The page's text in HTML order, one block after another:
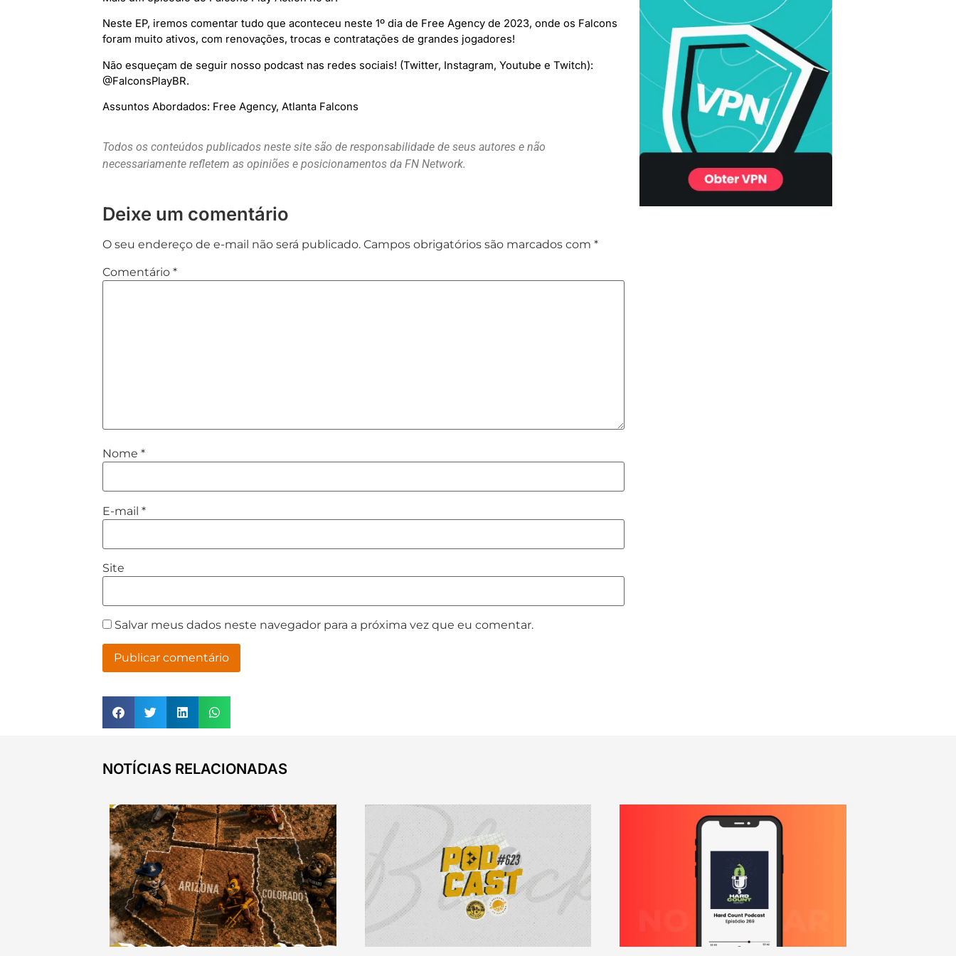
Neste EP, iremos comentar tudo que aconteceu neste 1º dia de Free Agency de 2023, onde os Falcons
foram muito ativos, com renovações, trocas e contratações de grandes jogadores!
Não esqueçam de seguir nosso podcast nas redes sociais! (Twitter, Instagram, Youtube e Twitch):
@FalconsPlayBR.
Assuntos Abordados: Free Agency, Atlanta Falcons
Todos os conteúdos publicados neste site são de responsabilidade de seus autores e não
necessariamente refletem as opiniões e posicionamentos da FN Network.
Deixe um comentário
O seu endereço de e-mail não será publicado. Campos obrigatórios são marcados com*
Comentário*
Nome*
E-mail*
Site
Salvar meus dados neste navegador para a próxima vez que eu comentar.
NOTÍCIAS RELACIONADAS